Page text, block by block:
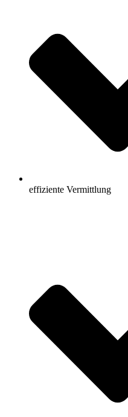
effiziente Vermittlung